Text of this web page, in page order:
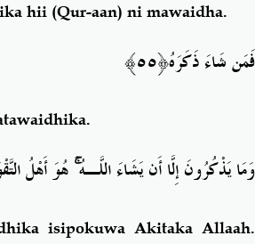
hii (Qur-aan) ni mawaidha.
فَمَن شَاءَ ذَكَرَهُ﴿٥٥﴾
وَمَا يَذْكُرُونَ إِلَّا أَن يَشَاءَ اللَّـهُۚهُوَ أَهْلُ
isipokuwa Akitaka Allaah.